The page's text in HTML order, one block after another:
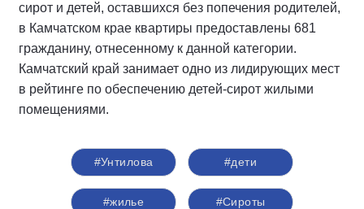
сирот и детей, оставшихся без попечения родителей,
в Камчатском крае квартиры предоставлены 681
гражданину, отнесенному к данной категории.
Камчатский край занимает одно из лидирующих мест
в рейтинге по обеспечению детей-сирот жилыми
помещениями.
#Унтилова #дети
#жилье #Сироты